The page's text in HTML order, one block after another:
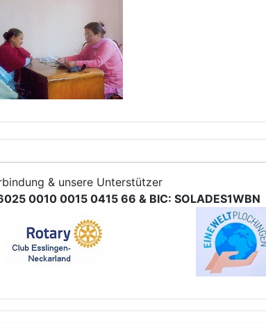
& unsere Unterstützer
0010 0015 0415 66 & BIC: SOLADES1WBN